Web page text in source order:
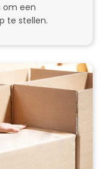
om een
te stellen.